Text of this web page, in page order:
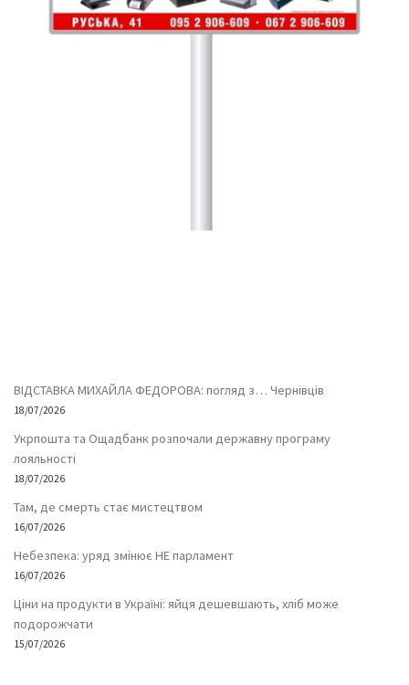
ВІДСТАВКА МИХАЙЛА ФЕДОРОВА: погляд з… Чернівців
18/07/2026
Укрпошта та Ощадбанк розпочали державну програму
лояльності
18/07/2026
Там, де смерть стає мистецтвом
16/07/2026
Небезпека: уряд змінює НЕ парламент
16/07/2026
Ціни на продукти в Україні: яйця дешевшають, хліб може
подорожчати
15/07/2026